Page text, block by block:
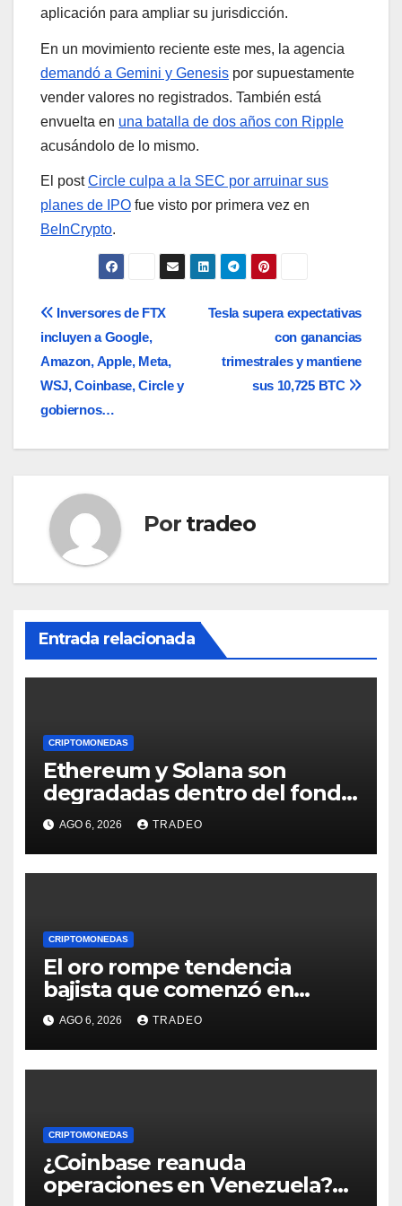
aplicación para ampliar su jurisdicción.
En un movimiento reciente este mes, la agencia
demandó a Gemini y Genesis por supuestamente
vender valores no registrados. También está
envuelta en una batalla de dos años con Ripple
acusándolo de lo mismo.
El postCircle culpa a la SEC por arruinar sus
planes de IPO fue visto por primera vez en
BeInCrypto.
Navegación
de
entradas
Tesla supera expectativas
con ganancias
trimestrales y mantiene
sus 10,725 BTC
Inversores de FTX
incluyen a Google,
Amazon, Apple, Meta,
WSJ, Coinbase, Circle y
gobiernos…
Por tradeo
Entrada relacionada
CRIPTOMONEDAS
Ethereum y Solana son
degradadas dentro del fondo
de Grayscale
AGO 6, 2026 TRADEO
CRIPTOMONEDAS
El oro rompe tendencia
bajista que comenzó en
enero de 2026, ¿qué sigue?
AGO 6, 2026 TRADEO
CRIPTOMONEDAS
¿Coinbase reanuda
operaciones en Venezuela?